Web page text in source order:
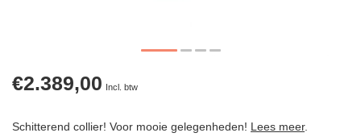
€2.389,00 Incl. btw
Schitterend collier! Voor mooie gelegenheden! Lees meer.